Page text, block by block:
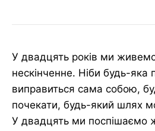
У двадцять років ми
нескінченне. Ніби будь-яка
виправиться сама собою,
почекати, будь-який шлях
У двадцять ми поспішаємо